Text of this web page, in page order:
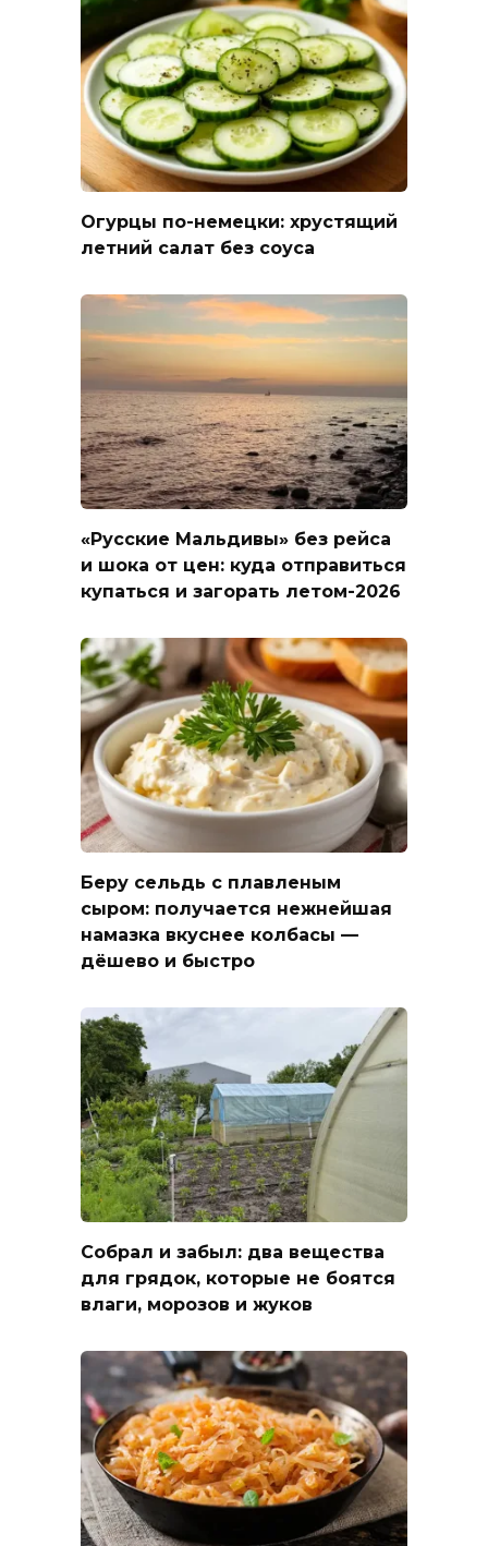
Огурцы по-немецки: хрустящий
летний салат без соуса
«Русские Мальдивы» без рейса
и шока от цен: куда отправиться
купаться и загорать летом-2026
Беру сельдь с плавленым
сыром: получается нежнейшая
намазка вкуснее колбасы —
дёшево и быстро
Собрал и забыл: два вещества
для грядок, которые не боятся
влаги, морозов и жуков